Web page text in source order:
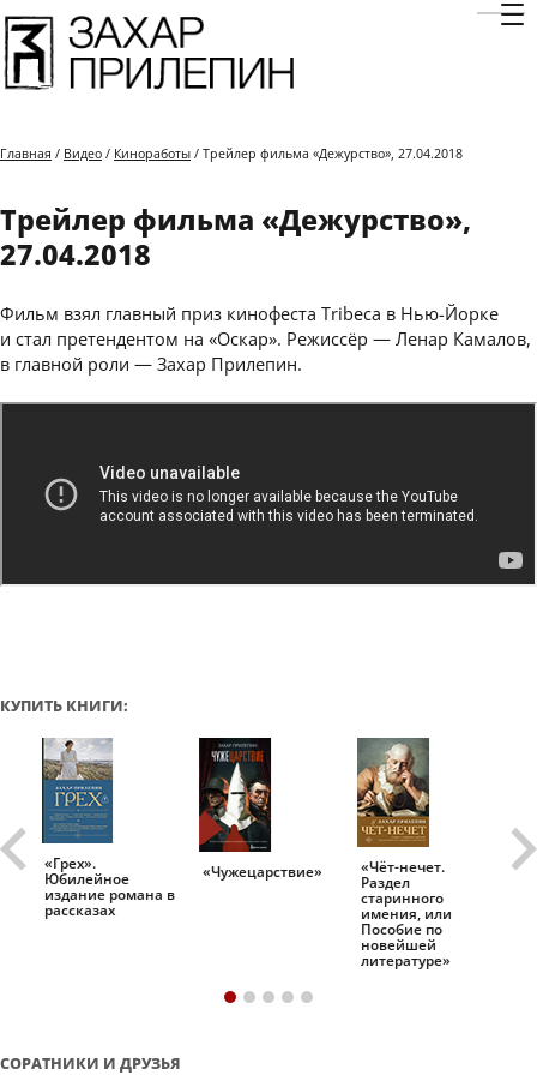
Главная / Видео / Киноработы / Трейлер фильма «Дежурство», 27.04.2018
Трейлер фильма «Дежурство»,
27.04.2018
Фильм взял главный приз кинофеста Tribeca в Нью-Йорке
и стал претендентом на «Оскар». Режиссёр — Ленар Камалов,
в главной роли — Захар Прилепин.
КУПИТЬ КНИГИ:
«Грех».
Юбилейное
издание романа в
рассказах
«Чужецарствие» «Чёт-нечет.
Раздел
старинного
имения, или
Пособие по
новейшей
литературе»
СОРАТНИКИ И ДРУЗЬЯ